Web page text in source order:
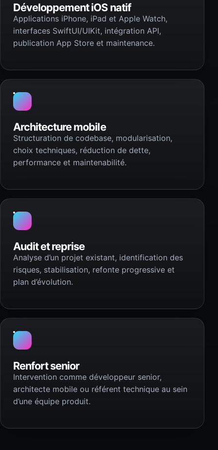
Développement iOS natif
Applications iPhone, iPad et Apple Watch,
interfaces SwiftUI/UIKit, intégration API,
publication App Store et maintenance.
Architecture mobile
Structuration de codebase, modularisation,
choix techniques, réduction de dette,
performance et maintenabilité.
Audit et reprise
Analyse d’un projet existant, identification des
risques, stabilisation, refonte progressive et
plan d’évolution.
Renfort senior
Intervention comme développeur senior,
architecte mobile ou référent technique au sein
d’une équipe produit.